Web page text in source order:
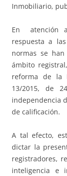
Inmobiliario,
En atención
respuesta a
normas se
ámbito
reforma de la
13/2015, de
independencia
de calificación.
A tal efecto,
dictar la
registradores,
inteligencia e